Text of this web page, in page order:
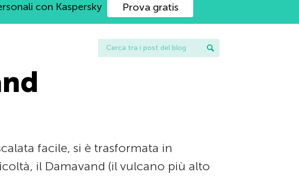
con Kaspersky Prova gratis
facile, si è trasformata in
il Damavand (il vulcano più alto